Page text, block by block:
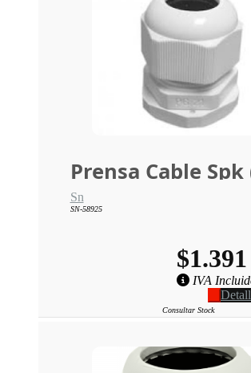
Prensa Cable
Sn
SN-58925
$1.391
IVA
Consultar Stock